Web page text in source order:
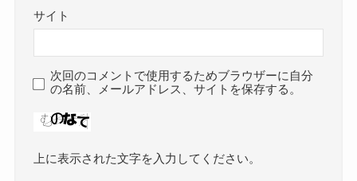
サイト
次回のコメントで使用するためブラウザーに自分
の名前、メールアドレス、サイトを保存する。
上に表示された文字を入力してください。